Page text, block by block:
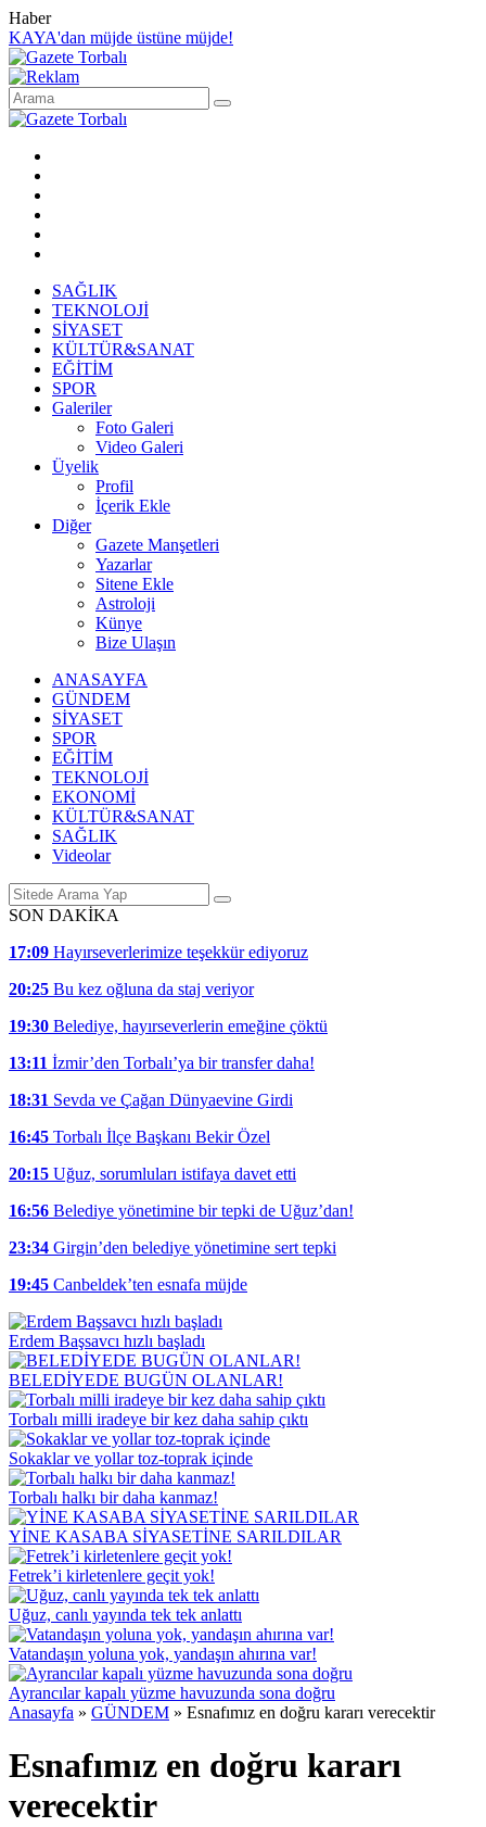
Haber
KAYA'dan müjde üstüne müjde!
SAĞLIK
TEKNOLOJİ
SİYASET
KÜLTÜR&SANAT
EĞİTİM
SPOR
Galeriler
Foto Galeri
Video Galeri
Üyelik
Profil
İçerik Ekle
Diğer
Gazete Manşetleri
Yazarlar
Sitene Ekle
Astroloji
Künye
Bize Ulaşın
ANASAYFA
GÜNDEM
SİYASET
SPOR
EĞİTİM
TEKNOLOJİ
EKONOMİ
KÜLTÜR&SANAT
SAĞLIK
Videolar
SON DAKİKA
17:09 Hayırseverlerimize teşekkür ediyoruz
20:25 Bu kez oğluna da staj veriyor
19:30 Belediye, hayırseverlerin emeğine çöktü
13:11 İzmir’den Torbalı’ya bir transfer daha!
18:31 Sevda ve Çağan Dünyaevine Girdi
16:45 Torbalı İlçe Başkanı Bekir Özel
20:15 Uğuz, sorumluları istifaya davet etti
16:56 Belediye yönetimine bir tepki de Uğuz’dan!
23:34 Girgin’den belediye yönetimine sert tepki
19:45 Canbeldek’ten esnafa müjde
Erdem Başsavcı hızlı başladı
BELEDİYEDE BUGÜN OLANLAR!
Torbalı milli iradeye bir kez daha sahip çıktı
Sokaklar ve yollar toz-toprak içinde
Torbalı halkı bir daha kanmaz!
YİNE KASABA SİYASETİNE SARILDILAR
Fetrek’i kirletenlere geçit yok!
Uğuz, canlı yayında tek tek anlattı
Vatandaşın yoluna yok, yandaşın ahırına var!
Ayrancılar kapalı yüzme havuzunda sona doğru
Anasayfa » GÜNDEM » Esnafımız en doğru kararı verecektir
Esnafımız en doğru kararı
verecektir